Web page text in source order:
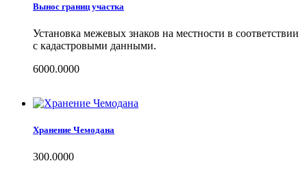
Вынос границ участка
Установка межевых знаков на местности в соответствии
с кадастровыми данными.
6000.0000
Хранение Чемодана
300.0000